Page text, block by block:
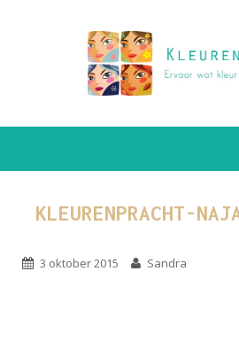
KLEURENPRACHT-
3 oktober 2015 Sandra